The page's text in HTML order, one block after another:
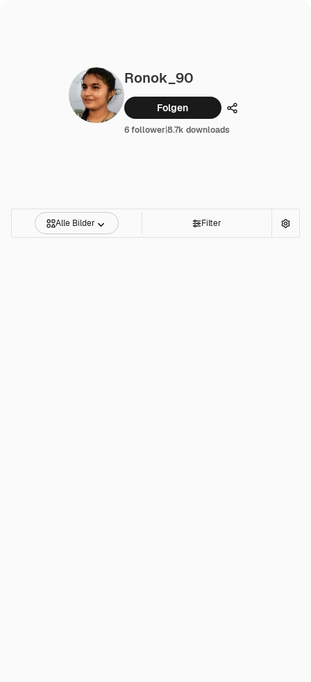
Ronok_90
Folgen Teilen
6 follower|8.7k downloads
Alle Bilder Filter